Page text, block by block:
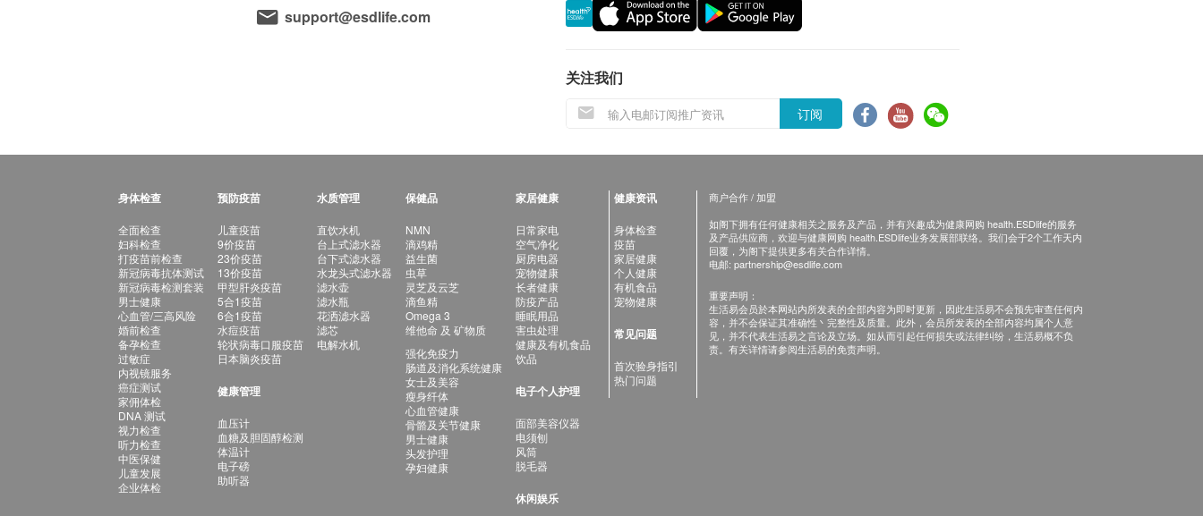
support@esdlife.com
关注我们
订阅
身体检查
全面检查
妇科检查
打疫苗前检查
新冠病毒抗体测试
新冠病毒检测套装
男士健康
心血管/三高风险
婚前检查
备孕检查
过敏症
内视镜服务
癌症测试
家佣体检
DNA 测试
视力检查
听力检查
中医保健
儿童发展
企业体检
预防疫苗
儿童疫苗
9价疫苗
23价疫苗
13价疫苗
甲型肝炎疫苗
5合1疫苗
6合1疫苗
水痘疫苗
轮状病毒口服疫苗
日本脑炎疫苗
健康管理
血压计
血糖及胆固醇检测
体温计
电子磅
助听器
水质管理
直饮水机
台上式滤水器
台下式滤水器
水龙头式滤水器
滤水壶
滤水瓶
花洒滤水器
滤芯
电解水机
保健品
NMN
滴鸡精
益生菌
虫草
灵芝及云芝
滴鱼精
Omega 3
维他命 及 矿物质
强化免疫力
肠道及消化系统健康
女士及美容
瘦身纤体
心血管健康
骨骼及关节健康
男士健康
头发护理
孕妇健康
家居健康
日常家电
空气净化
厨房电器
宠物健康
长者健康
防疫产品
睡眠用品
害虫处理
健康及有机食品
饮品
电子个人护理
面部美容仪器
电须刨
风筒
脱毛器
休闲娱乐
健康资讯
身体检查
疫苗
家居健康
个人健康
有机食品
宠物健康
常见问题
首次验身指引
热门问题
商户合作 / 加盟
如阁下拥有任何健康相关之服务及产品，并有兴趣成为健康网购 health.ESDlife的服务
及产品供应商，欢迎与健康网购 health.ESDlife业务发展部联络。我们会于2个工作天内
回覆，为阁下提供更多有关合作详情。
电邮: partnership@esdlife.com
重要声明：
生活易会员於本网站内所发表的全部内容为即时更新，因此生活易不会预先审查任何内
容，并不会保证其准确性丶完整性及质量。此外，会员所发表的全部内容均属个人意
见，并不代表生活易之言论及立场。如从而引起任何损失或法律纠纷，生活易概不负
责。有关详情请参阅生活易的免责声明。